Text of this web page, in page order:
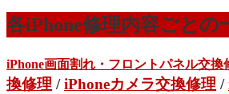
各iPhone修理内容ごとの
iPhone画面割れ・フロントパネル交換
換修理 /iPhoneカメラ交換修理 /